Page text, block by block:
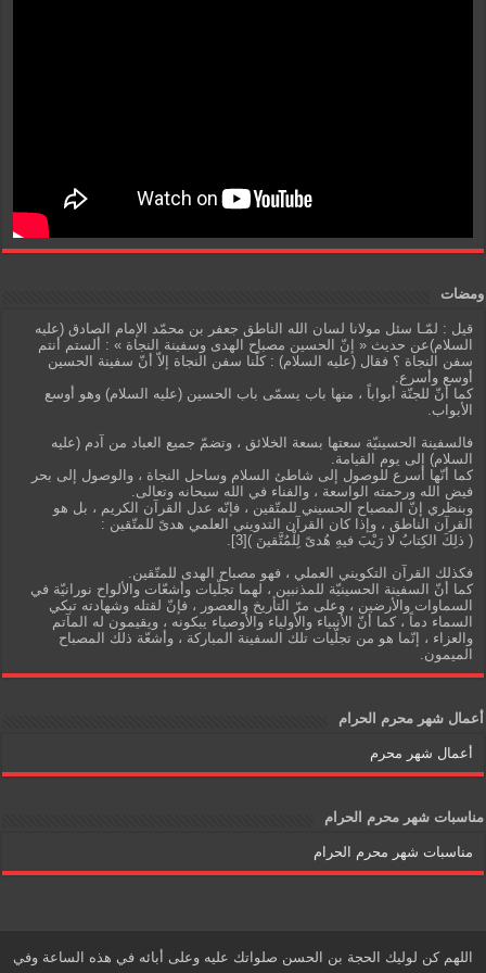
ومضات
قيل : لمّـا سئل مولانا لسان الله الناطق جعفر بن محمّد الإمام الصادق (عليه
السلام)عن حديث « إنّ الحسين مصباح الهدى وسفينة النجاة » : ألستم أنتم
سفن النجاة ؟ فقال (عليه السلام) : كلّنا سفن النجاة إلاّ أنّ سفينة الحسين
أوسع وأسرع.
كما أنّ للجنّة أبواباً ، منها باب يسمّى باب الحسين (عليه السلام) وهو أوسع
الأبواب.
فالسفينة الحسينيّة سعتها بسعة الخلائق ، وتضمّ جميع العباد من آدم (عليه
السلام) إلى يوم القيامة.
كما أنّها أسرع للوصول إلى شاطئ السلام وساحل النجاة ، والوصول إلى بحر
فيض الله ورحمته الواسعة ، والفناء في الله سبحانه وتعالى.
وبنظري إنّ المصباح الحسيني للمتّقين ، فإنّه عدل القرآن الكريم ، بل هو
القرآن الناطق ، وإذا كان القرآن التدويني العلمي هدىً للمتّقين :
( ذلِكَ الكِتابُ لا رَيْبَ فيهِ هُدىً لِلْمُتَّقينَ )[3].
فكذلك القرآن التكويني العملي ، فهو مصباح الهدى للمتّقين.
كما أنّ السفينة الحسينيّة للمذنبين ، لهما تجلّيات وأشعّات والألواح نورانيّة في
السماوات والأرضين ، وعلى مرّ التأريخ والعصور ، فإنّ لقتله وشهادته تبكي
السماء دماً ، كما أنّ الأنبياء والأولياء والأوصياء يبكونه ، ويقيمون له المآتم
والعزاء ، إنّما هو من تجلّيات تلك السفينة المباركة ، وأشعّة ذلك المصباح
الميمون.
أعمال شهر محرم الحرام
أعمال شهر محرم
مناسبات شهر محرم الحرام
مناسبات شهر محرم الحرام
اللهم كن لوليك الحجة بن الحسن صلواتك عليه وعلى أبائه في هذه الساعة وفي